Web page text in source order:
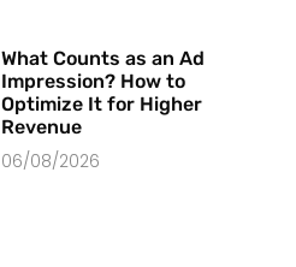
What Counts as an Ad
Impression? How to
Optimize It for Higher
Revenue
06/08/2026